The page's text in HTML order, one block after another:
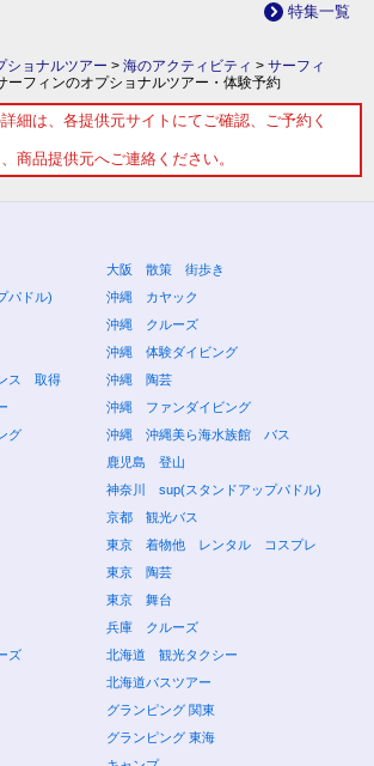
特集一覧
ショナルツアー > 海のアクティビティ > サーフィ
ーフィンのオプショナルツアー・体験予約
細は、各提供元サイトにてご確認、ご予約く
商品提供元へご連絡ください。
大阪 散策 街歩き
パドル)
沖縄 カヤック
沖縄 クルーズ
沖縄 体験ダイビング
ス 取得
沖縄 陶芸
沖縄 ファンダイビング
グ
沖縄 沖縄美ら海水族館 バス
鹿児島 登山
神奈川 sup(スタンドアップパドル)
京都 観光バス
東京 着物他 レンタル コスプレ
東京 陶芸
東京 舞台
兵庫 クルーズ
ズ
北海道 観光タクシー
北海道バスツアー
グランピング 関東
グランピング 東海